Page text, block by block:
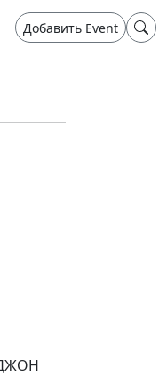
Добавить Event